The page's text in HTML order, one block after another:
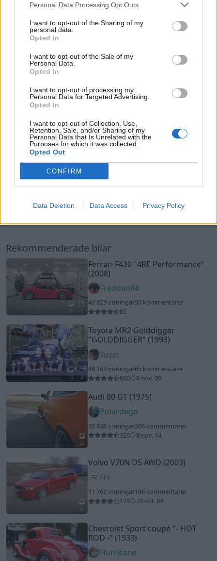
Personal Data Processing Opt Outs
I want to opt-out of the Sharing of my
personal data.
Opted In
I want to opt-out of the Sale of my
Personal Data.
Opted In
I want to opt-out of processing my
Personal Data for Targeted Advertising.
Opted In
I want to opt-out of Collection, Use,
Retention, Sale, and/or Sharing of my
Personal Data that Is Unrelated with the
Purposes for which it was collected.
Opted Out
CONFIRM
Data Deletion Data Access Privacy Policy
ÖVRIGT
Köptes den 22/9-2010.
Simon för meckhjälp när det behövs.
Ferrari F430"4RE Performance"
(2008)
3
"GOLDDIGGER"(1993)
Tuzzi
20
Audi 80 GT (1975)
Polardego
50 638 visningar 266 kommentarer
320
8 nov. 14
6
Volvo V70N D5 AWD (2003)
FH
11 762 visningar
123
20 okt. 08
20
Chevrolet Sport coupé
ROD -"
(1933)
Hurricane
31 620 visningar349 kommentarer
21
Volvo 940 Turbo"Våga Vägra
87 434 visningar247 kommentarer
Volvo V70N 2,5T"black dragon"
(2006)
*Mr.G*